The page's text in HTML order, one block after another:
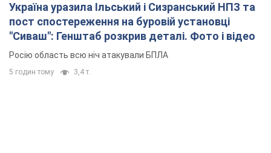
Україна уразила Ільський і Сизранський НПЗ та
пост спостереження на буровій установці
"Сиваш": Генштаб розкрив деталі. Фото і відео
Росію область всю ніч атакували БПЛА
5 годин тому 3,4 т.